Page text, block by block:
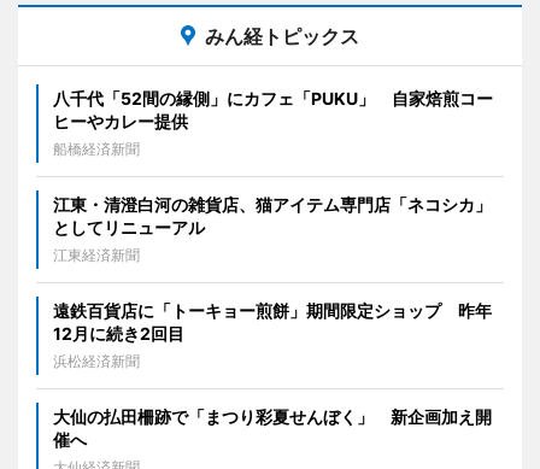
みん経トピックス
八千代「52間の縁側」にカフェ「PUKU」 自家焙煎コー
ヒーやカレー提供
船橋経済新聞
江東・清澄白河の雑貨店、猫アイテム専門店「ネコシカ」
としてリニューアル
江東経済新聞
遠鉄百貨店に「トーキョー煎餅」期間限定ショップ 昨年
12月に続き2回目
浜松経済新聞
大仙の払田柵跡で「まつり彩夏せんぼく」 新企画加え開
催へ